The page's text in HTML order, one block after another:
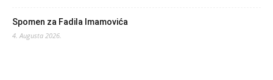
Spomen za Fadila Imamovića
4. Augusta 2026.